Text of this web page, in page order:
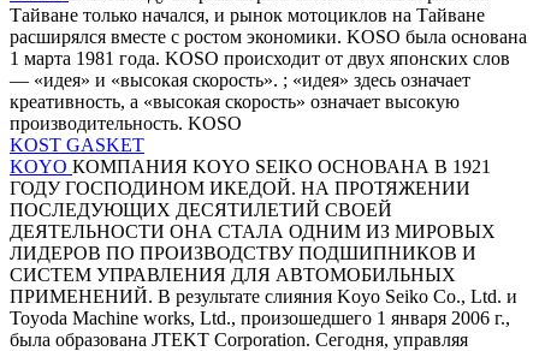
Тайване только начался, и рынок мотоциклов на Тайване
расширялся вместе с ростом экономики. KOSO была основана
1 марта 1981 года. KOSO происходит от двух японских слов
— «идея» и «высокая скорость». ; «идея» здесь означает
креативность, а «высокая скорость» означает высокую
производительность. KOSO
KOST GASKET
KOYO КОМПАНИЯ KOYO SEIKO ОСНОВАНА В 1921
ГОДУ ГОСПОДИНОМ ИКЕДОЙ. НА ПРОТЯЖЕНИИ
ПОСЛЕДУЮЩИХ ДЕСЯТИЛЕТИЙ СВОЕЙ
ДЕЯТЕЛЬНОСТИ ОНА СТАЛА ОДНИМ ИЗ МИРОВЫХ
ЛИДЕРОВ ПО ПРОИЗВОДСТВУ ПОДШИПНИКОВ И
СИСТЕМ УПРАВЛЕНИЯ ДЛЯ АВТОМОБИЛЬНЫХ
ПРИМЕНЕНИЙ. В результате слияния Koyo Seiko Co., Ltd. и
Toyoda Machine works, Ltd., произошедшего 1 января 2006 г.,
была образована JTEKT Corporation. Сегодня, управляя